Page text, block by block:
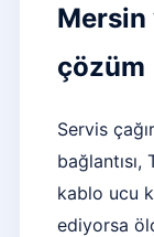
çözüm
Servis
bağlantısı,
kablo ucu
ediyorsa